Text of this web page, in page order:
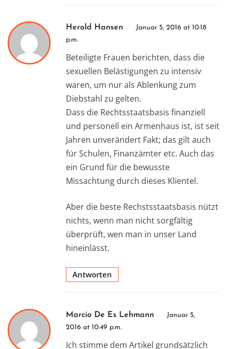
Herold Hansen
Januar 5, 2016 at 10:18
p.m.
Beteiligte Frauen berichten, dass die
sexuellen Belästigungen zu intensiv
waren, um nur als Ablenkung zum
Diebstahl zu gelten.
Dass die Rechtsstaatsbasis finanziell
und personell ein Armenhaus ist, ist seit
Jahren unverändert Fakt; das gilt auch
für Schulen, Finanzämter etc. Auch das
ein Grund für die bewusste
Missachtung durch dieses Klientel.
Aber die beste Rechstsstaatsbasis nützt
nichts, wenn man nicht sorgfältig
überprüft, wen man in unser Land
hineinlässt.
Antworten
Marcio De Es Lehmann
Januar 5,
2016 at 10:49 p.m.
Ich stimme dem Artikel grundsätzlich